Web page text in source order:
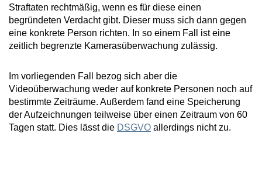
Straftaten rechtmäßig, wenn es für diese einen
begründeten Verdacht gibt. Dieser muss sich dann gegen
eine konkrete Person richten. In so einem Fall ist eine
zeitlich begrenzte Kamerasüberwachung zulässig.
Im vorliegenden Fall bezog sich aber die
Videoüberwachung weder auf konkrete Personen noch auf
bestimmte Zeiträume. Außerdem fand eine Speicherung
der Aufzeichnungen teilweise über einen Zeitraum von 60
Tagen statt. Dies lässt die DSGVO allerdings nicht zu.